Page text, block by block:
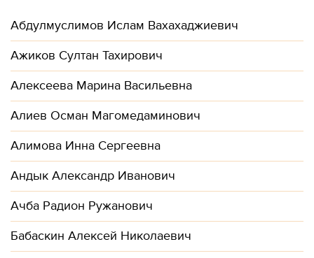
Абдулмуслимов Ислам Вахахаджиевич
Ажиков Султан Тахирович
Алексеева Марина Васильевна
Алиев Осман Магомедаминович
Алимова Инна Сергеевна
Андык Александр Иванович
Ачба Радион Ружанович
Бабаскин Алексей Николаевич